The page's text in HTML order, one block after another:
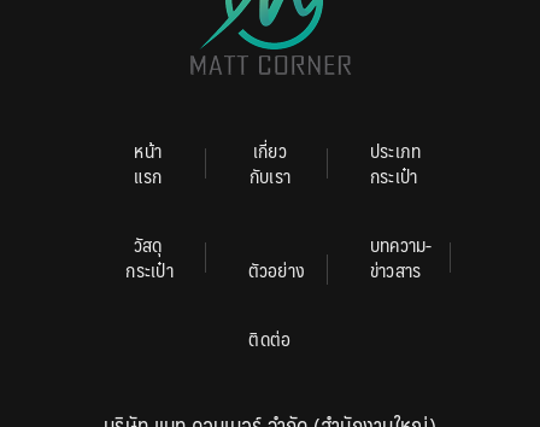
หน้า
แรก
เกี่ยว
กับเรา
ประเภท
กระเป๋า
วัสดุ
กระเป๋า ตัวอย่าง
บทความ-
ข่าวสาร
ติดต่อ